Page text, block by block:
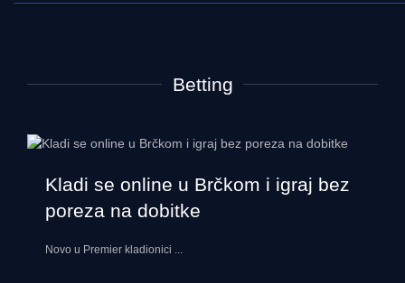
Betting
Kladi se online u Brčkom i igraj bez
poreza na dobitke
Novo u Premier kladionici ...